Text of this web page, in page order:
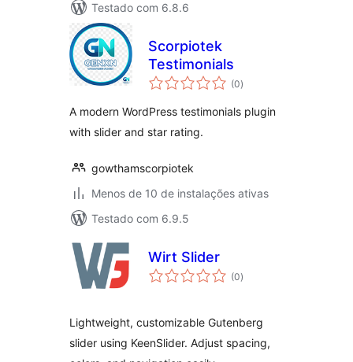
Testado com 6.8.6
Scorpiotek
Testimonials
(0total
de
)
A modern WordPress testimonials plugin
with slider and star rating.
gowthamscorpiotek
Menos de 10 de instalações ativas
Testado com 6.9.5
Wirt Slider
(0total
de
)
Lightweight, customizable Gutenberg
slider using KeenSlider. Adjust spacing,